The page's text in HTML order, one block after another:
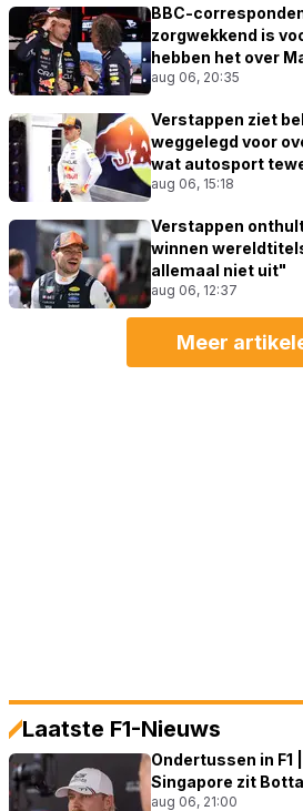
BBC-
zorgwekkend is
hebben het over
aug 06, 20:35
Verstappen ziet
weggelegd voor
wat autosport
aug 06, 15:18
Verstappen
winnen
allemaal niet uit"
aug 06, 12:37
Meer
Laatste F1-Nieuws
Ondertussen in F1
Singapore zit
aug 06, 21:00